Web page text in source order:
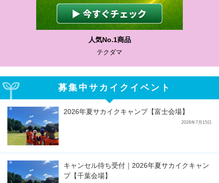
人気No.1商品
テクダマ
募集中サカイクイベント
2026年夏サカイクキャンプ【富士会場】
2026年7月15日
キャンセル待ち受付｜2026年夏サカイクキャン
プ【千葉会場】